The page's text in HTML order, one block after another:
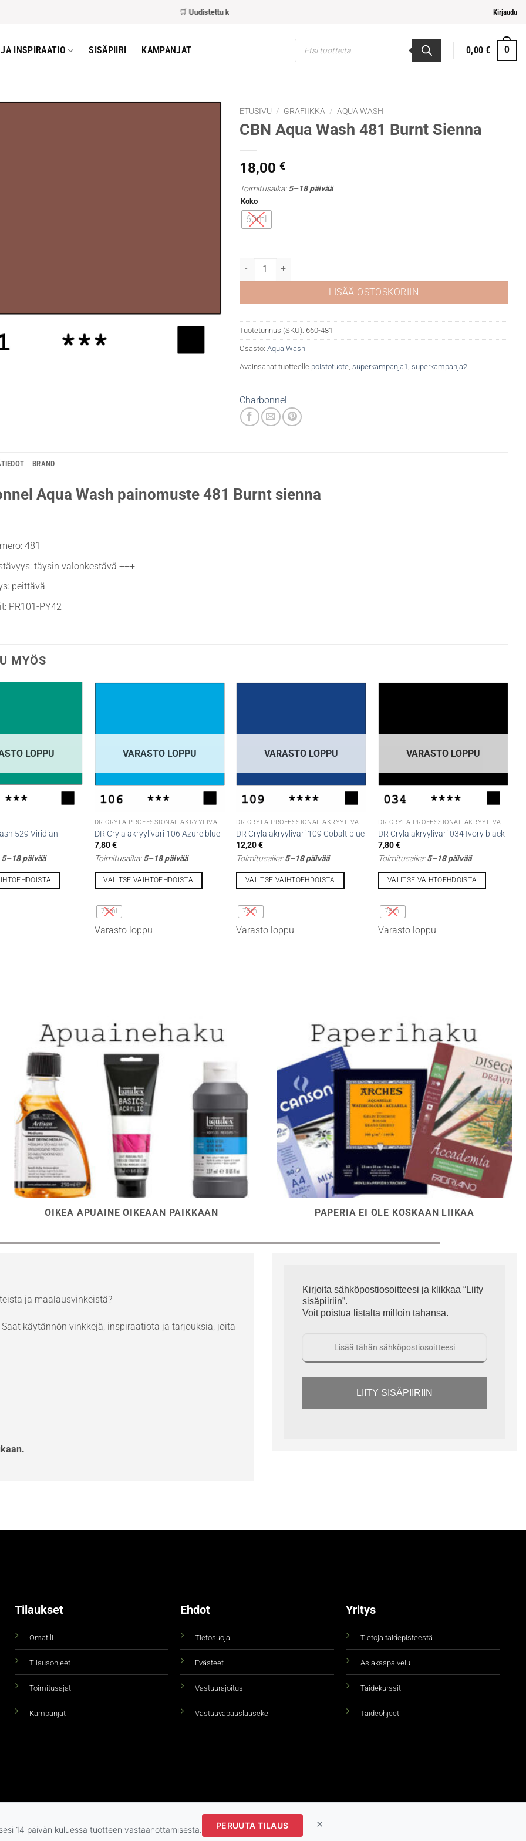
Uudistettu kassa Kirjaudu
INSPIRAATIO SISÄPIIRI KAMPANJAT
Products
search
0,00€ 0
ETUSIVU / GRAFIIKKA / AQUA WASH
CBN Aqua Wash 481 Burnt Sienna
18,00 €
Toimitusaika:5–18 päivää
Koko
60ml
CBN Aqua Wash 481 Burnt Sienna määrä
LISÄÄ OSTOSKORIIN
Tuotetunnus (SKU): 660-481
Osasto: Aqua Wash
Avainsanat tuotteelle poistotuote, superkampanja1 superkampanja2
Charbonnel
BRAND
Aqua Wash painomuste 481 Burnt sienna
481
täysin valonkestävä +++
peittävä
PR101-PY42
MYÖS
LOPPU
529 Viridian
5–18 päivää
VARASTO LOPPU
DR CRYLA PROFESSIONAL AKRYYLIVÄRIT
DR Cryla akryyliväri 106 Azure blue
7,80€
Toimitusaika:5–18 päivää
VALITSE VAIHTOEHDOISTA
tuotteella
useampi
75ml
Varasto loppu
VARASTO LOPPU
DR CRYLA PROFESSIONAL AKRYYLIVÄRIT
DR Cryla akryyliväri 109 Cobalt blue
12,20€
Toimitusaika:5–18 päivää
VALITSE VAIHTOEHDOISTA
tuotteella
useampi
75ml
Varasto loppu
VARASTO LOPPU
DR CRYLA PROFESSIONAL AKRYYLIVÄRIT
DR Cryla akryyliväri 034 Ivory black
7,80€
Toimitusaika:5–18 päivää
VALITSE VAIHTOEHDOISTA
tuotteella
useampi
75ml
Varasto loppu
OIKEA APUAINE OIKEAAN PAIKKAAN PAPERIA EI OLE KOSKAAN LIIKAA
ja maalausvinkeistä?
käytännön vinkkejä, inspiraatiota ja tarjouksia, joita
Kirjoita sähköpostiosoitteesi ja klikkaa “Liity
sisäpiiriin”.
Voit poistua listalta milloin tahansa.
LIITY SISÄPIIRIIN
Tilaukset
Omatili
Tilausohjeet
Toimitusajat
Kampanjat
Ehdot
Tietosuoja
Evästeet
Vastuurajoitus
Vastuuvapauslauseke
Yritys
Tietoja taidepisteestä
Asiakaspalvelu
Taidekurssit
Taideohjeet
Copyright 2026 © taidepiste.fi
14 päivän kuluessa tuotteen vastaanottamisesta. PERUUTA TILAUS ×